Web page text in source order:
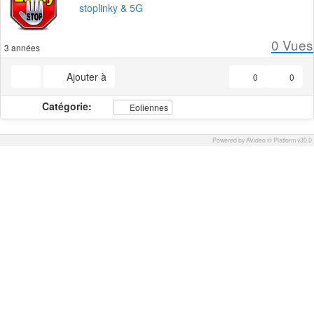
stoplinky & 5G
3 années 0 Vues
Ajouter à 0
0
Catégorie: Eoliennes
Powered by AVideo ® Platform v30.0